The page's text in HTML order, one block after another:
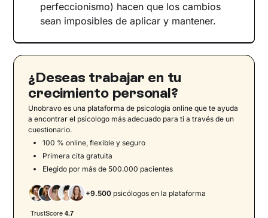
perfeccionismo) hacen que los cambios
sean imposibles de aplicar y mantener.
¿Deseas trabajar en tu
crecimiento personal?
Unobravo es una plataforma de psicología online que te ayuda
a encontrar el psicologo más adecuado para ti a través de un
cuestionario.
100 % online, flexible y seguro
Primera cita gratuita
Elegido por más de 500.000 pacientes
+9.500 psicólogos en la plataforma